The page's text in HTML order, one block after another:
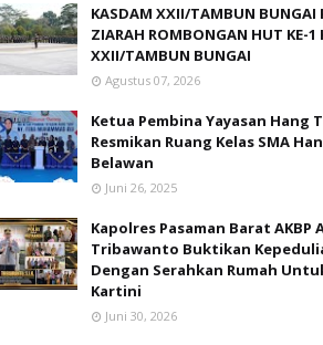
KASDAM XXII/TAMBUN BUNGAI
ZIARAH ROMBONGAN HUT KE-1
XXII/TAMBUN BUNGAI
Agustus 07, 2026
Ketua Pembina Yayasan Hang
Resmikan Ruang Kelas SMA
Belawan
Juni 26, 2025
Kapolres Pasaman Barat AKBP
Tribawanto Buktikan
Dengan Serahkan Rumah
Kartini
Juni 30, 2026